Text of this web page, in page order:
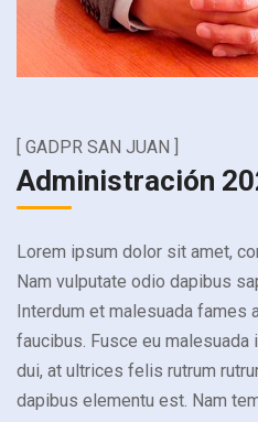
[ GADPR SAN JUAN ]
Administración
Lorem ipsum dolor sit amet,
Nam vulputate odio dapibus
Interdum et malesuada fames
faucibus. Fusce eu
dui, at ultrices felis rutrum
dapibus elementu est. Nam